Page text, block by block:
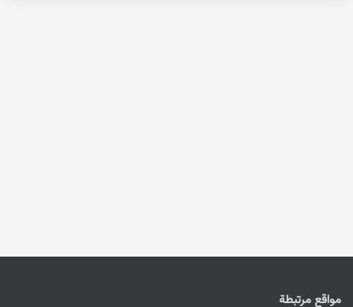
مواقع مرتبطة